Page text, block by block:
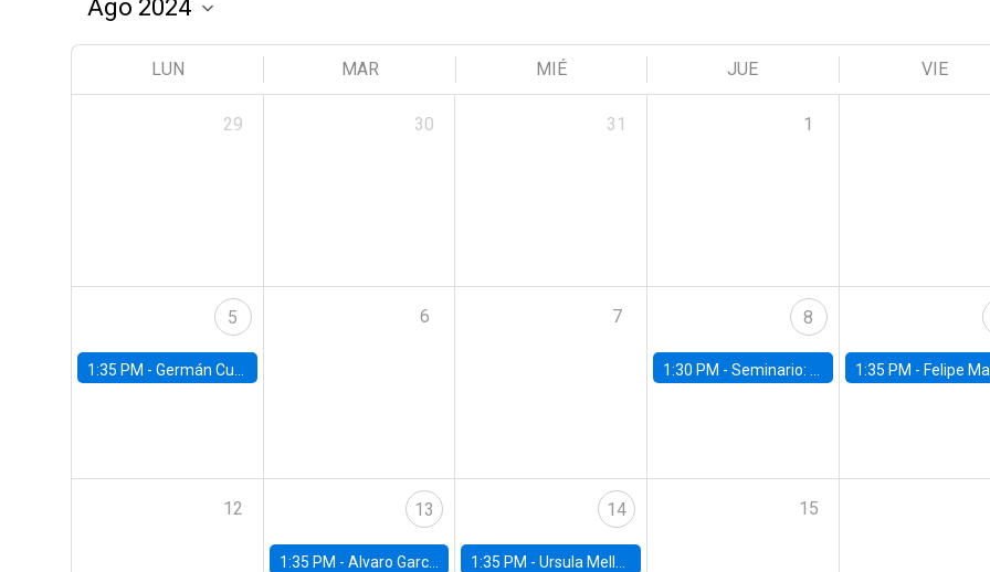
LUN MAR MIÉ JUE VIE
29 30 31 1
5
1:35 PM - Germán Cubas, University of Houston
6 7 8
1:30 PM -Seminario: “Recuperando la humanidad para progresar en la era de la IA» 1:35 PM - Felipe Martínez, alumno Doctorado en
12 13
1:35 PM - Alvaro Garcia-Marin, Universidad de Los Andes
14
1:35 PM -Ursula Mello, Insper - Institute of Education and Research
15